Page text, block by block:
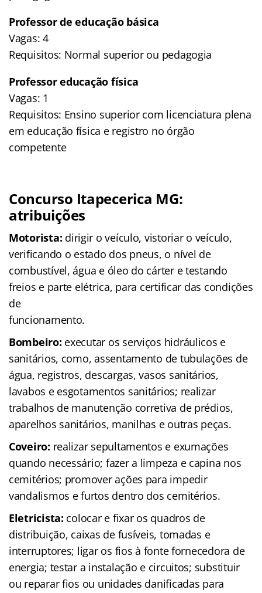
Professor de educação básica
Vagas: 4
Requisitos: Normal superior ou pedagogia
Professor educação física
Vagas: 1
Requisitos: Ensino superior com licenciatura plena
em educação física e registro no órgão
competente
Concurso Itapecerica MG:
atribuições
Motorista: dirigir o veículo, vistoriar o veículo,
verificando o estado dos pneus, o nível de
combustível, água e óleo do cárter e testando
freios e parte elétrica, para certificar das condições
de
funcionamento.
Bombeiro: executar os serviços hidráulicos e
sanitários, como, assentamento de tubulações de
água, registros, descargas, vasos sanitários,
lavabos e esgotamentos sanitários; realizar
trabalhos de manutenção corretiva de prédios,
aparelhos sanitários, manilhas e outras peças.
Coveiro: realizar sepultamentos e exumações
quando necessário; fazer a limpeza e capina nos
cemitérios; promover ações para impedir
vandalismos e furtos dentro dos cemitérios.
Eletricista: colocar e fixar os quadros de
distribuição, caixas de fusíveis, tomadas e
interruptores; ligar os fios à fonte fornecedora de
energia; testar a instalação e circuitos; substituir
ou reparar fios ou unidades danificadas para